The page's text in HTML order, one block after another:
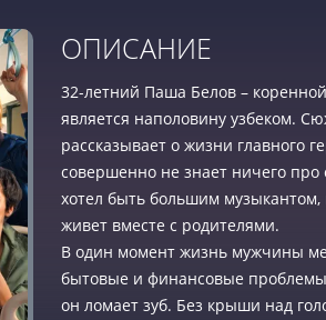
ОПИСАНИЕ
32-летний Паша Белов –
является наполовину узбеком.
рассказывает о жизни главного
совершенно не знает ничего про
хотел быть большим
живет вместе с родителями.
В один момент жизнь мужчины
бытовые и финансовые
он ломает зуб. Без крыши над